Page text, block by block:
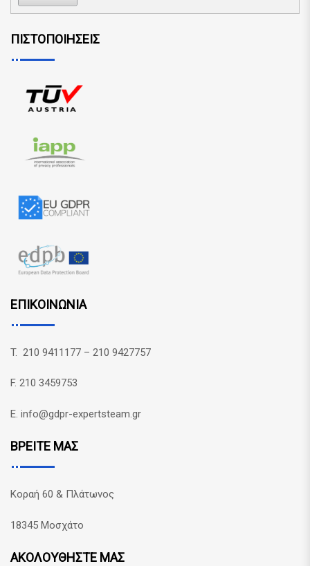
ΠΙΣΤΟΠΟΙΗΣΕΙΣ
ΕΠΙΚΟΙΝΩΝΙΑ
T. 210 9411177 – 210 9427757
F. 210 3459753
E. info@gdpr-expertsteam.gr
ΒΡΕΙΤΕ ΜΑΣ
Κοραή 60 & Πλάτωνος
18345 Μοσχάτο
ΑΚΟΛΟΥΘΗΣΤΕ ΜΑΣ